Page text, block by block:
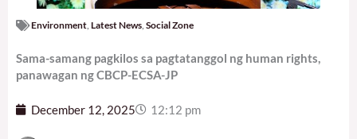
Environment Latest News Social Zone
Sama-samang pagkilos sa pagtatanggol ng human rights,
panawagan ng CBCP-ECSA-JP
December 12, 2025 12:12 pm